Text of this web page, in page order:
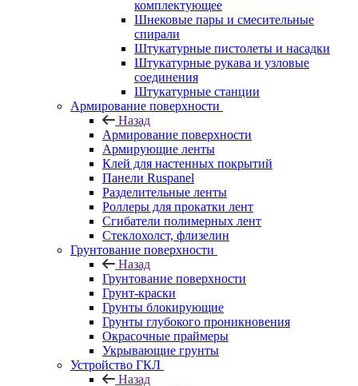
комплектующее
Шнековые пары и смесительные
спирали
Штукатурные пистолеты и насадки
Штукатурные рукава и узловые
соединения
Штукатурные станции
Армирование поверхности
Назад
Армирование поверхности
Армирующие ленты
Клей для настенных покрытий
Панели Ruspanel
Разделительные ленты
Роллеры для прокатки лент
Сгибатели полимерных лент
Стеклохолст, флизелин
Грунтование поверхности
Назад
Грунтование поверхности
Грунт-краски
Грунты блокирующие
Грунты глубокого проникновения
Окрасочные праймеры
Укрывающие грунты
Устройство ГКЛ
Назад